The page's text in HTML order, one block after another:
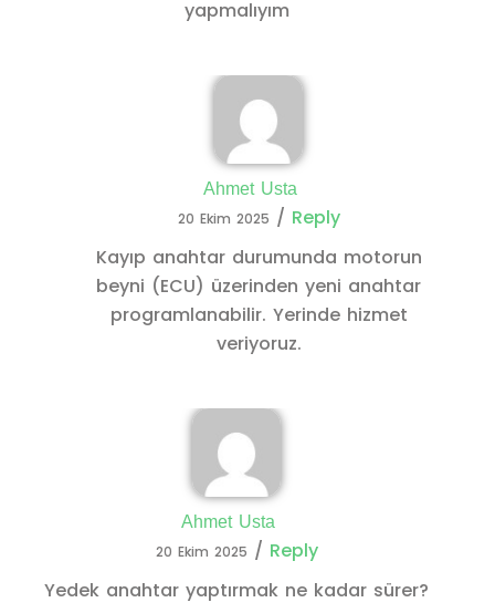
yapmalıyım
Ahmet Usta
20 Ekim 2025 / Reply
Kayıp anahtar durumunda motorun
beyni (ECU) üzerinden yeni anahtar
programlanabilir. Yerinde hizmet
veriyoruz.
Ahmet Usta
20 Ekim 2025 / Reply
Yedek anahtar yaptırmak ne kadar sürer?